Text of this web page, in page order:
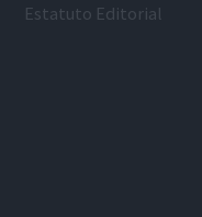
Estatuto Editorial